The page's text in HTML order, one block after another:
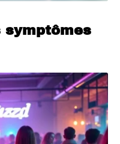
symptômes